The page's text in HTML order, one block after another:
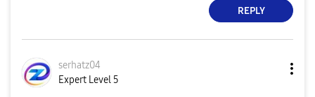
REPLY
serhatz04
Expert Level 5